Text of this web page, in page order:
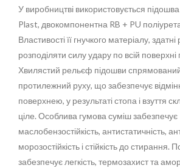
У виробництві використовується
Plast, двокомпонентна RB + PU
Властивості її гнучкого матеріалу, здатні
розподіляти силу удару по всій
Хвилястий рельєф підошви спрямований
протилежний руху, що забезпечує
поверхнею, у результаті стопа і взуття
ціле. Особлива гумова суміш забезпечує
маслобензостійкість, антистатичність,
морозостійкість і стійкість до стирання.
забезпечує легкість, термозахист та